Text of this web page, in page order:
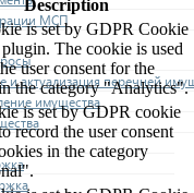
МСП
и актуализация перечней
имущества
Description
is set by GDPR Cookie
The cookie is used
user consent for the
the category "Analytics".
is set by GDPR cookie
record the user consent
in the category